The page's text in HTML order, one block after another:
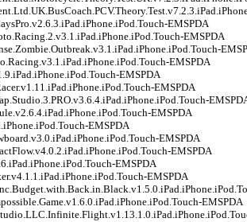
EMSPDA
EMSPDA
EMSPDA
EMSPDA
EMSPDA
EMSPDA
EMSPDA
EMSPDA
EMSPDA
EMSPDA
EMSPDA
EMSPDA